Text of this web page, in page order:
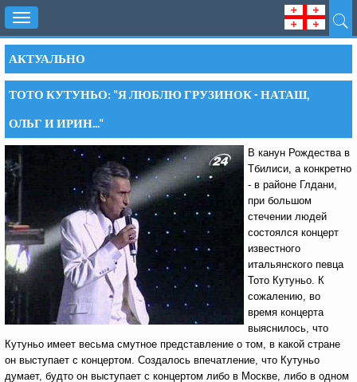
Toggle
navigation
АКТУАЛЬНО
ТОТО КУТУНЬО: "Я ЛЮБЛЮ ГРУЗИНОК - НАТАШ,
ОЛЬГ И ИРИН..."
В канун Рождества в
Тбилиси, а конкретно
- в районе Глдани,
при большом
стечении людей
состоялся концерт
известного
итальянского певца
Тото Кутуньо. К
сожалению, во
время концерта
выяснилось, что
Кутуньо имеет весьма смутное представление о том, в какой стране
он выступает с концертом. Создалось впечатление, что Кутуньо
думает, будто он выступает с концертом либо в Москве, либо в одном